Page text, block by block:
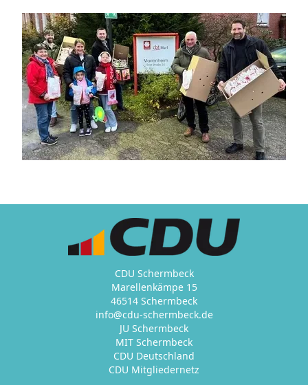
CDU Schermbeck
Marellenkämpe 15
46514 Schermbeck
info@cdu-schermbeck.de
JU Schermbeck
MIT Schermbeck
CDU Deutschland
CDU Mitgliedernetz